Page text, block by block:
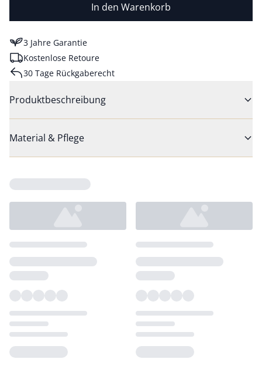
In den Warenkorb
3 Jahre Garantie
Kostenlose Retoure
30 Tage Rückgaberecht
Produktbeschreibung
Material & Pflege